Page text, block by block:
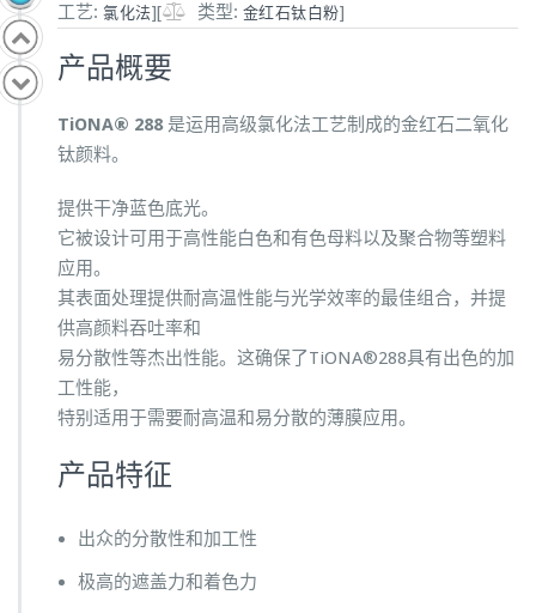
工艺: 氯化法][ 类型: 金红石钛白粉]
产品概要
TiONA® 288是运用高级氯化法工艺制成的金红石二氧化
钛颜料。
提供干净蓝色底光。
它被设计可用于高性能白色和有色母料以及聚合物等塑料
应用。
其表面处理提供耐高温性能与光学效率的最佳组合，并提
供高颜料吞吐率和
易分散性等杰出性能。这确保了TiONA®288具有出色的加
工性能，
特别适用于需要耐高温和易分散的薄膜应用。
产品特征
出众的分散性和加工性
极高的遮盖力和着色力